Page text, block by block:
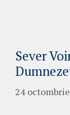
Sever
24